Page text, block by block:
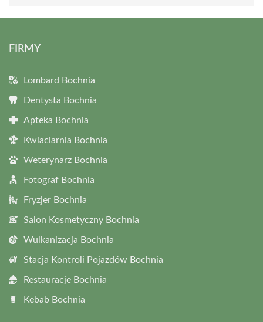
FIRMY
Lombard Bochnia
Dentysta Bochnia
Apteka Bochnia
Kwiaciarnia Bochnia
Weterynarz Bochnia
Fotograf Bochnia
Fryzjer Bochnia
Salon Kosmetyczny Bochnia
Wulkanizacja Bochnia
Stacja Kontroli Pojazdów Bochnia
Restauracje Bochnia
Kebab Bochnia